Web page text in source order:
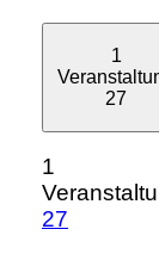
1
27
1
27